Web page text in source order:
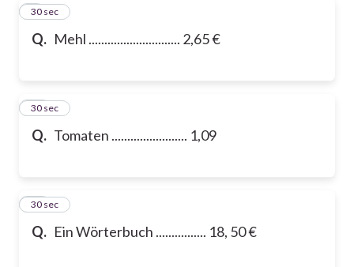
Q. Mehl ............................. 2,65 €
9
30 sec
Q. Tomaten ........................ 1,09
10
30 sec
Q. Ein Wörterbuch ................ 18, 50 €
11
30 sec